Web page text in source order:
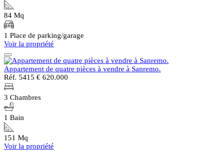
84 Mq
1 Place de parking/garage
Voir la propriété
Appartement de quatre pièces à vendre à Sanremo.
Réf. 5415 € 620.000
3 Chambres
1 Bain
151 Mq
Voir la propriété